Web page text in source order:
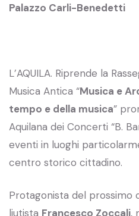
Palazzo Carli-Benedetti
L’AQUILA. Riprende la
Musica Antica “Musica e
tempo e della musica”
Aquilana dei Concerti “B.
eventi in luoghi
centro storico cittadino.
Protagonista del prossimo
liutista Francesco Zoccali,